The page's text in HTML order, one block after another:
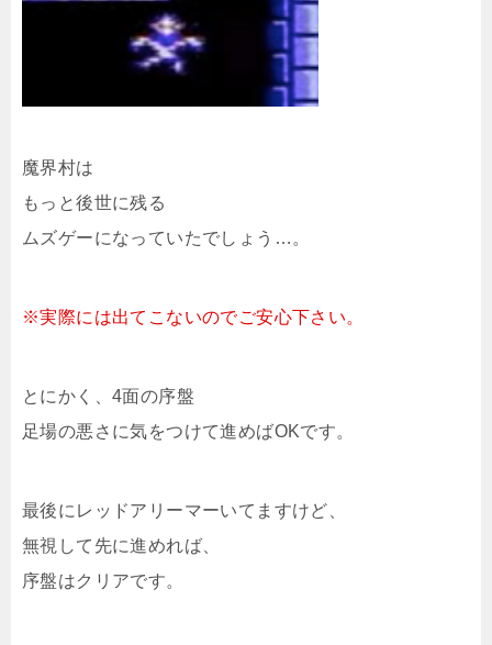
魔界村は
もっと後世に残る
ムズゲーになっていたでしょう…。
※実際には出てこないのでご安心下さい。
とにかく、4面の序盤
足場の悪さに気をつけて進めばOKです。
最後にレッドアリーマーいてますけど、
無視して先に進めれば、
序盤はクリアです。